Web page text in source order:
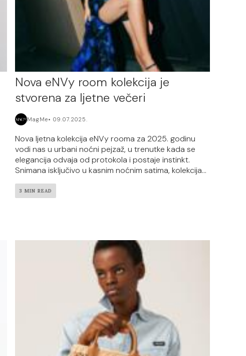
Nova eNVy room kolekcija je
stvorena za ljetne večeri
MagMe 09.07.2025.
Nova ljetna kolekcija eNVy rooma za 2025. godinu
vodi nas u urbani noćni pejzaž, u trenutke kada se
elegancija odvaja od protokola i postaje instinkt.
Snimana isključivo u kasnim noćnim satima, kolekcija...
3 MIN READ